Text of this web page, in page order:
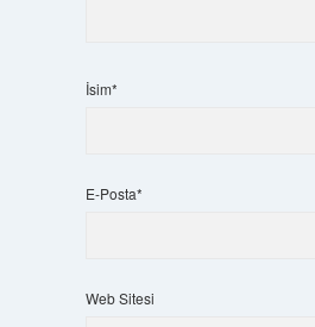
İsim*
E-Posta*
Web Sitesi